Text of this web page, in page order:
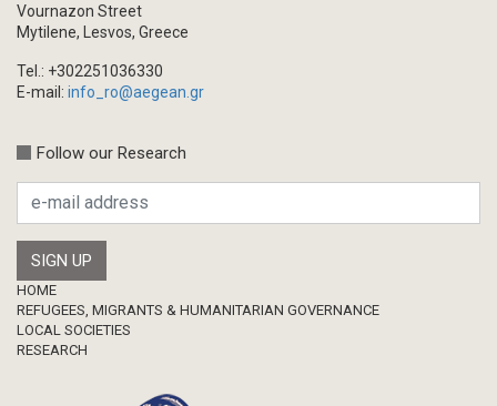
Vournazon Street
Mytilene, Lesvos, Greece
Tel.: +302251036330
E-mail: info_ro@aegean.gr
Follow our Research
Footer
HOME
REFUGEES, MIGRANTS & HUMANITARIAN GOVERNANCE
LOCAL SOCIETIES
RESEARCH